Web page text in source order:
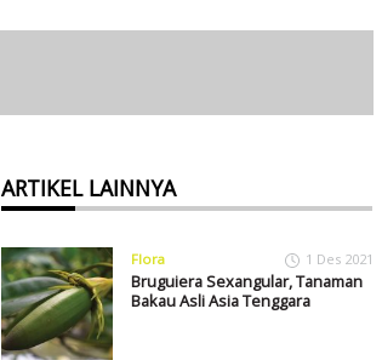
ARTIKEL LAINNYA
Flora 1 Des 2021
Bruguiera Sexangular, Tanaman
Bakau Asli Asia Tenggara